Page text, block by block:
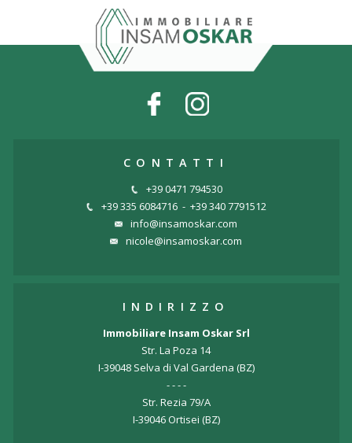
CONTATTI
+39 0471 794530
+39 335 6084716 - +39 340 7791512
info@insamoskar.com
nicole@insamoskar.com
INDIRIZZO
Immobiliare Insam Oskar Srl
Str. La Poza 14
I-39048 Selva di Val Gardena (BZ)
- - - -
Str. Rezia 79/A
I-39046 Ortisei (BZ)